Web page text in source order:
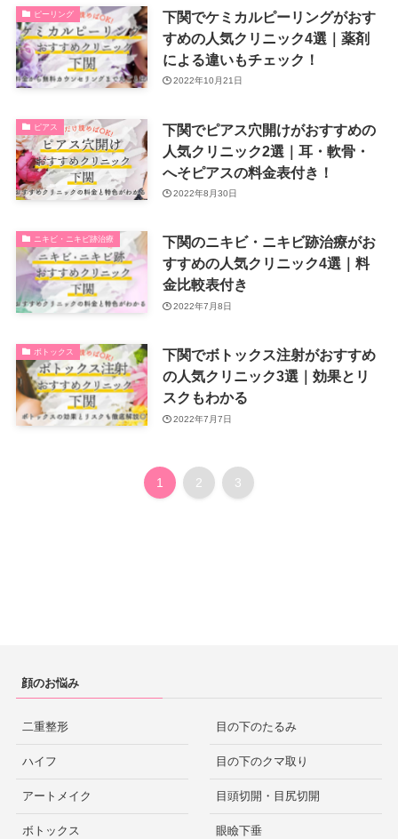
ピーリング
下関でケミカルピーリングがおす
すめの人気クリニック4選｜薬剤
による違いもチェック！
2022年10月21日
ピアス
下関でピアス穴開けがおすすめの
人気クリニック2選｜耳・軟骨・
へそピアスの料金表付き！
2022年8月30日
ニキビ・ニキビ跡治療
下関のニキビ・ニキビ跡治療がお
すすめの人気クリニック4選｜料
金比較表付き
2022年7月8日
ボトックス
下関でボトックス注射がおすすめ
の人気クリニック3選｜効果とリ
スクもわかる
2022年7月7日
1 2 3
顔のお悩み
二重整形
ハイフ
アートメイク
ボトックス
目の下のたるみ
目の下のクマ取り
目頭切開・目尻切開
眼瞼下垂